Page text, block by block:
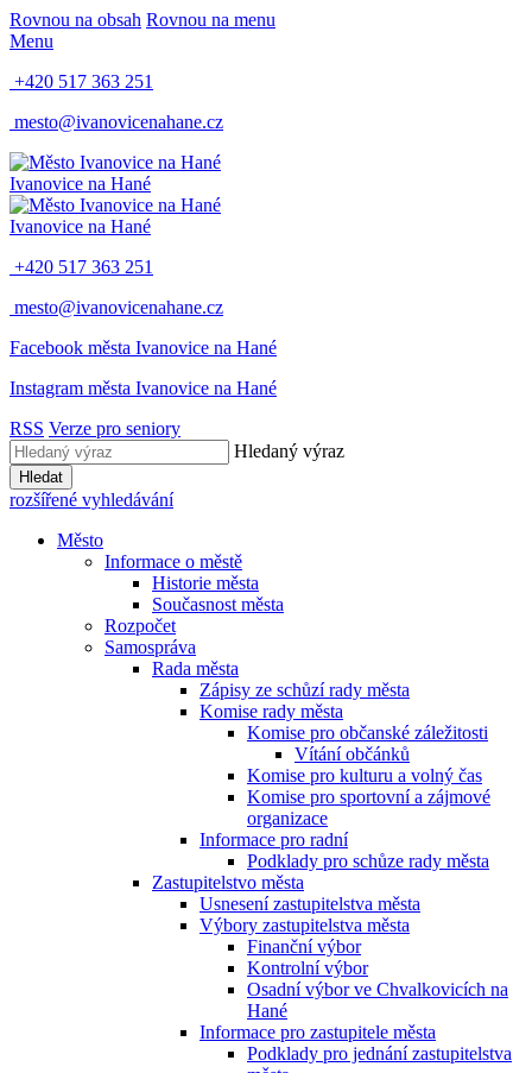
Rovnou na obsah Rovnou na menu
Menu
+420 517 363 251
mesto@ivanovicenahane.cz
Ivanovice na Hané
Ivanovice na Hané
+420 517 363 251
mesto@ivanovicenahane.cz
Facebook města Ivanovice na Hané
Instagram města Ivanovice na Hané
RSS Verze pro seniory
Hledaný výraz
Hledat
rozšířené vyhledávání
Město
Informace o městě
Historie města
Současnost města
Rozpočet
Samospráva
Rada města
Zápisy ze schůzí rady města
Komise rady města
Komise pro občanské záležitosti
Vítání občánků
Komise pro kulturu a volný čas
Komise pro sportovní a zájmové
organizace
Informace pro radní
Podklady pro schůze rady města
Zastupitelstvo města
Usnesení zastupitelstva města
Výbory zastupitelstva města
Finanční výbor
Kontrolní výbor
Osadní výbor ve Chvalkovicích na
Hané
Informace pro zastupitele města
Podklady pro jednání zastupitelstva